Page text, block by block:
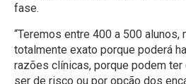
fase.
“Teremos entre 400 a 500 alunos,
totalmente exato porque poderá
razões clínicas, porque podem
ser de risco ou por opção dos